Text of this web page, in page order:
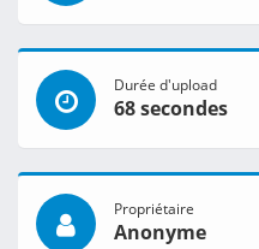
Durée d'upload
68 secondes
Propriétaire
Anonyme